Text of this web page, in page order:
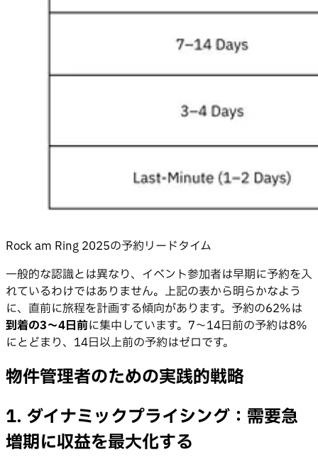
Rock am Ring 2025の予約リードタイム
一般的な認識とは異なり、イベント参加者は早期に予約を入
れているわけではありません。上記の表から明らかなよう
に、直前に旅程を計画する傾向があります。予約の62%は
到着の3〜4日前に集中しています。7〜14日前の予約は8%
にとどまり、14日以上前の予約はゼロです。
物件管理者のための実践的戦略
1. ダイナミックプライシング：需要急
増期に収益を最大化する